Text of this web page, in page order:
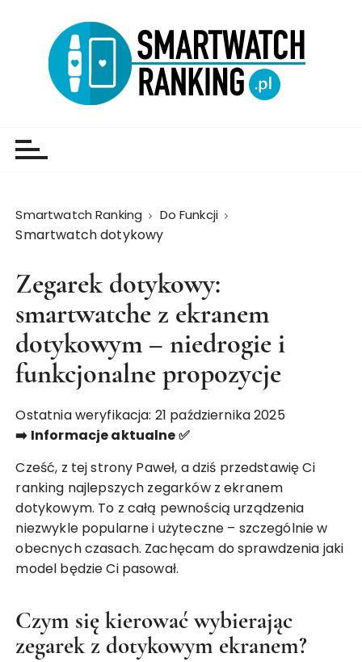
Smartwatch Ranking Do Funkcji
Smartwatch dotykowy
Zegarek dotykowy:
smartwatche z ekranem
dotykowym – niedrogie i
funkcjonalne propozycje
Ostatnia weryfikacja: 21 października 2025
➡️ Informacje aktualne ✅
Cześć, z tej strony Paweł, a dziś przedstawię Ci
ranking najlepszych zegarków z ekranem
dotykowym. To z całą pewnością urządzenia
niezwykle popularne i użyteczne – szczególnie w
obecnych czasach. Zachęcam do sprawdzenia jaki
model będzie Ci pasował.
Czym się kierować wybierając
zegarek z dotykowym ekranem?